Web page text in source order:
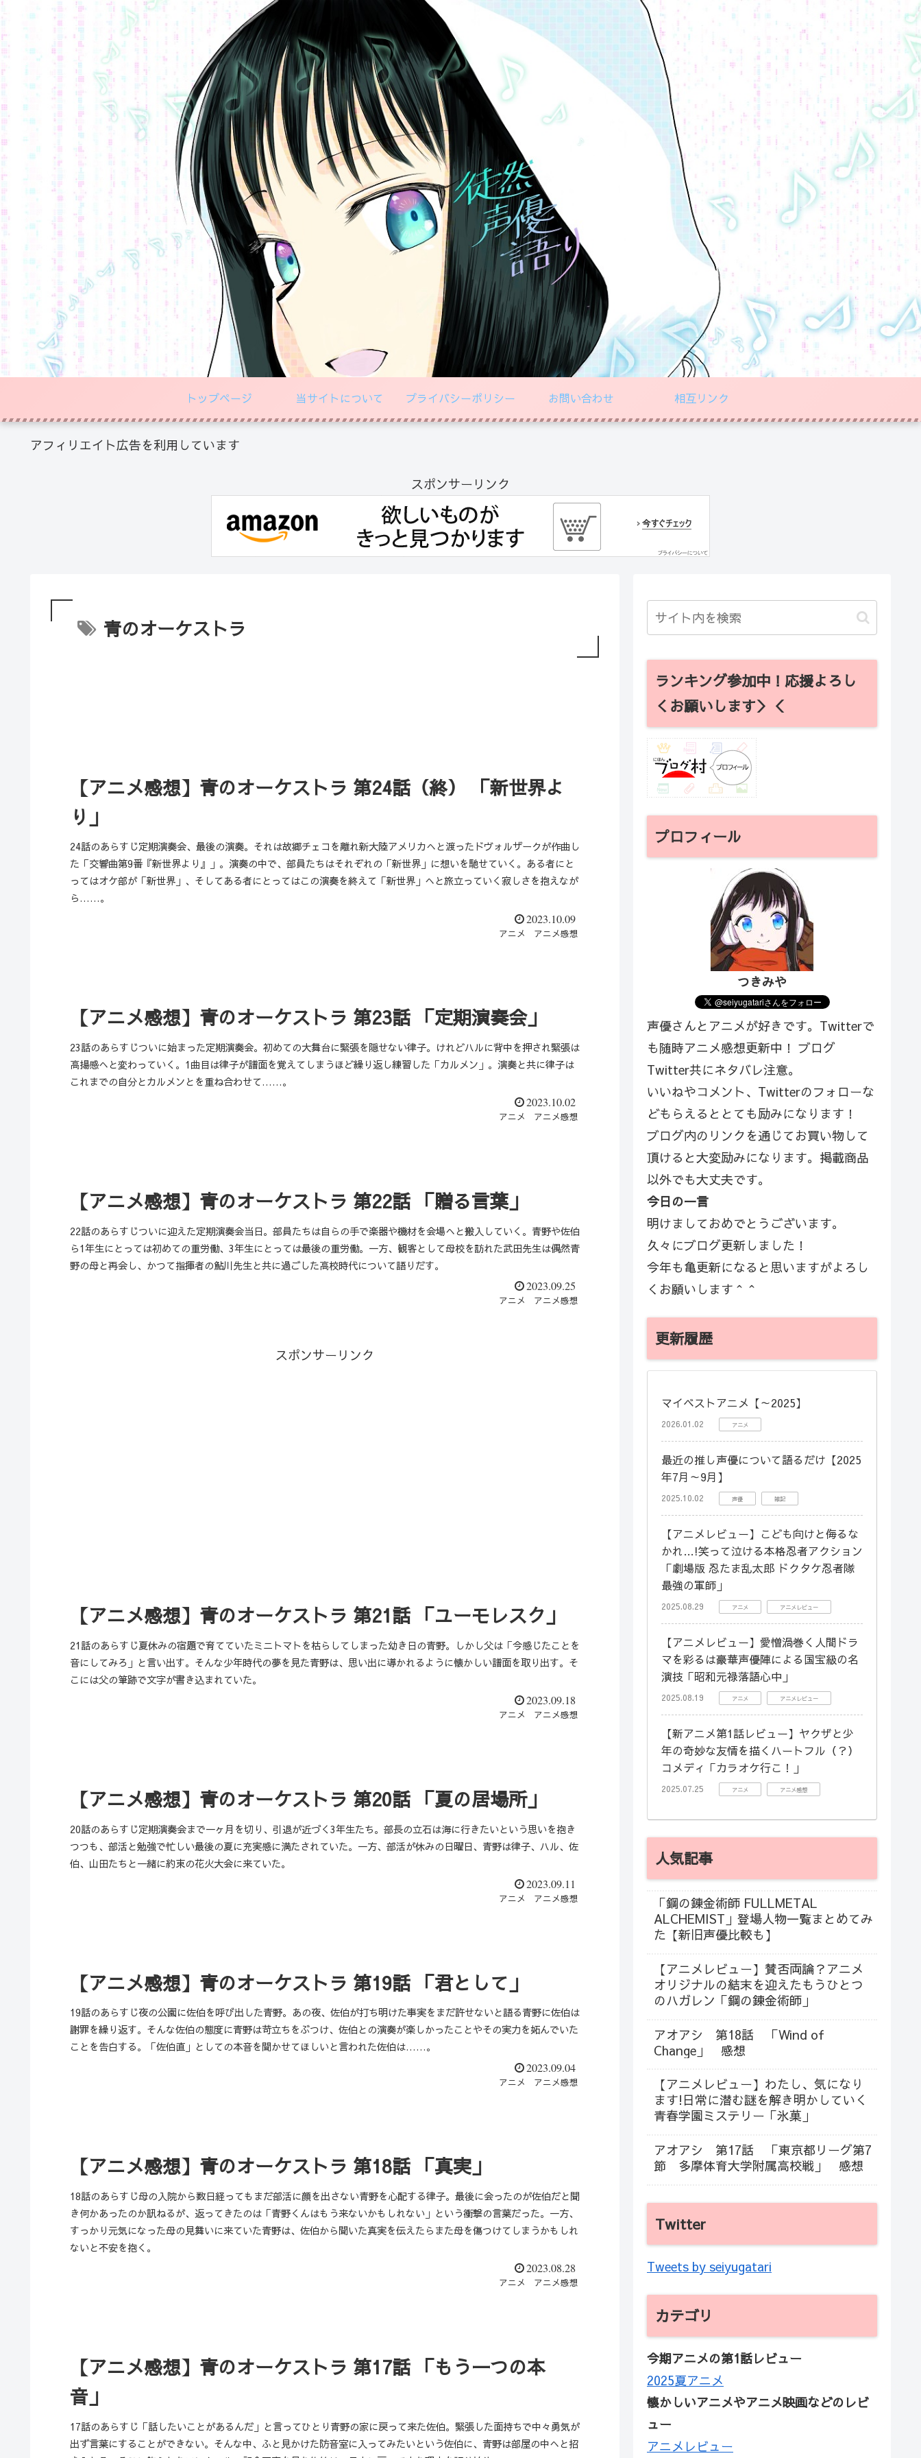
トップページ 当サイトについて プライバシーポリシー お問い合わせ 相互リンク
アフィリエイト広告を利用しています
スポンサーリンク
青のオーケストラ
【アニメ感想】青のオーケストラ 第24話（終） 「新世界よ
り」
24話のあらすじ定期演奏会、最後の演奏。それは故郷チェコを離れ新大陸アメリカへと渡ったドヴォルザークが作曲し
た「交響曲第9番『新世界より』」。演奏の中で、部員たちはそれぞれの「新世界」に想いを馳せていく。ある者にと
ってはオケ部が「新世界」、そしてある者にとってはこの演奏を終えて「新世界」へと旅立っていく寂しさを抱えなが
ら……。
2023.10.09
アニメ アニメ感想
【アニメ感想】青のオーケストラ 第23話 「定期演奏会」
23話のあらすじついに始まった定期演奏会。初めての大舞台に緊張を隠せない律子。けれどハルに背中を押され緊張は
高揚感へと変わっていく。1曲目は律子が譜面を覚えてしまうほど繰り返し練習した「カルメン」。演奏と共に律子は
これまでの自分とカルメンとを重ね合わせて……。
2023.10.02
アニメ アニメ感想
【アニメ感想】青のオーケストラ 第22話 「贈る言葉」
22話のあらすじついに迎えた定期演奏会当日。部員たちは自らの手で楽器や機材を会場へと搬入していく。青野や佐伯
ら1年生にとっては初めての重労働、3年生にとっては最後の重労働。一方、観客として母校を訪れた武田先生は偶然青
野の母と再会し、かつて指揮者の鮎川先生と共に過ごした高校時代について語りだす。
2023.09.25
アニメ アニメ感想
スポンサーリンク
【アニメ感想】青のオーケストラ 第21話 「ユーモレスク」
21話のあらすじ夏休みの宿題で育てていたミニトマトを枯らしてしまった幼き日の青野。しかし父は「今感じたことを
音にしてみろ」と言い出す。そんな少年時代の夢を見た青野は、思い出に導かれるように懐かしい譜面を取り出す。そ
こには父の筆跡で文字が書き込まれていた。
2023.09.18
アニメ アニメ感想
【アニメ感想】青のオーケストラ 第20話 「夏の居場所」
20話のあらすじ定期演奏会まで一ヶ月を切り、引退が近づく3年生たち。部長の立石は海に行きたいという思いを抱き
つつも、部活と勉強で忙しい最後の夏に充実感に満たされていた。一方、部活が休みの日曜日、青野は律子、ハル、佐
伯、山田たちと一緒に約束の花火大会に来ていた。
2023.09.11
アニメ アニメ感想
【アニメ感想】青のオーケストラ 第19話 「君として」
19話のあらすじ夜の公園に佐伯を呼び出した青野。あの夜、佐伯が打ち明けた事実をまだ許せないと語る青野に佐伯は
謝罪を繰り返す。そんな佐伯の態度に青野は苛立ちをぶつけ、佐伯との演奏が楽しかったことやその実力を妬んでいた
ことを告白する。「佐伯直」としての本音を聞かせてほしいと言われた佐伯は……。
2023.09.04
アニメ アニメ感想
【アニメ感想】青のオーケストラ 第18話 「真実」
18話のあらすじ母の入院から数日経ってもまだ部活に顔を出さない青野を心配する律子。最後に会ったのが佐伯だと聞
き何かあったのか訊ねるが、返ってきたのは「青野くんはもう来ないかもしれない」という衝撃の言葉だった。一方、
すっかり元気になった母の見舞いに来ていた青野は、佐伯から聞いた真実を伝えたらまた母を傷つけてしまうかもしれ
ないと不安を抱く。
2023.08.28
アニメ アニメ感想
【アニメ感想】青のオーケストラ 第17話 「もう一つの本
音」
17話のあらすじ「話したいことがあるんだ」と言ってひとり青野の家に戻って来た佐伯。緊張した面持ちで中々勇気が
出ず言葉にすることができない。そんな中、ふと見かけた防音室に入ってみたいという佐伯に、青野は部屋の中へと招
ランキング参加中！応援よろし
くお願いします＞＜
プロフィール
つきみや
声優さんとアニメが好きです。Twitterで
も随時アニメ感想更新中！ ブログ
Twitter共にネタバレ注意。
いいねやコメント、Twitterのフォローな
どもらえるととても励みになります！
ブログ内のリンクを通じてお買い物して
頂けると大変励みになります。掲載商品
以外でも大丈夫です。
今日の一言
明けましておめでとうございます。
久々にブログ更新しました！
今年も亀更新になると思いますがよろし
くお願いします＾＾
更新履歴
マイベストアニメ【～2025】
2026.01.02 アニメ
最近の推し声優について語るだけ【2025
年7月～9月】
2025.10.02 声優 雑記
【アニメレビュー】こども向けと侮るな
かれ…!笑って泣ける本格忍者アクション
「劇場版 忍たま乱太郎 ドクタケ忍者隊
最強の軍師」
2025.08.29 アニメ アニメレビュー
【アニメレビュー】愛憎渦巻く人間ドラ
マを彩るは豪華声優陣による国宝級の名
演技「昭和元禄落語心中」
2025.08.19 アニメ アニメレビュー
【新アニメ第1話レビュー】ヤクザと少
年の奇妙な友情を描くハートフル（？）
コメディ「カラオケ行こ！」
2025.07.25 アニメ アニメ感想
人気記事
「鋼の錬金術師 FULLMETAL
ALCHEMIST」登場人物一覧まとめてみ
た【新旧声優比較も】
【アニメレビュー】賛否両論？アニメ
オリジナルの結末を迎えたもうひとつ
のハガレン「鋼の錬金術師」
アオアシ 第18話 「Wind of
Change」 感想
【アニメレビュー】わたし、気になり
ます!日常に潜む謎を解き明かしていく
青春学園ミステリー「氷菓」
アオアシ 第17話 「東京都リーグ第7
節 多摩体育大学附属高校戦」 感想
Twitter
Tweets by seiyugatari
カテゴリ
今期アニメの第1話レビュー
2025夏アニメ
懐かしいアニメやアニメ映画などのレビ
ュー
アニメレビュー